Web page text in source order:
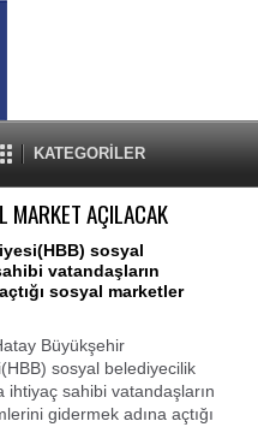
KATEGORİLER
MARKET AÇILACAK
sosyal
vatandaşların
sosyal marketler
Büyükşehir
sosyal belediyecilik
ihtiyaç sahibi vatandaşların
gidermek adına açtığı